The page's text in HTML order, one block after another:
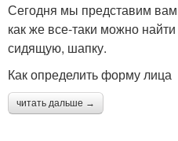
Сегодня мы представим вам
как же все-таки можно
сидящую, шапку.
Как определить форму лица
читать дальше →